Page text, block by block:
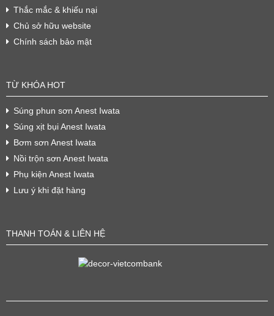
Thắc mắc & khiếu nại
Chủ sở hữu website
Chính sách bảo mật
TỪ KHÓA HOT
Súng phun sơn Anest Iwata
Súng xịt bụi Anest Iwata
Bơm sơn Anest Iwata
Nồi trộn sơn Anest Iwata
Phụ kiện Anest Iwata
Lưu ý khi đặt hàng
THANH TOÁN & LIÊN HỆ